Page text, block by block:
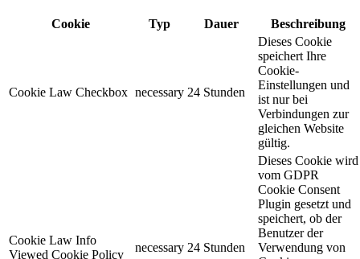
Cookie Typ Dauer Beschreibung
Cookie Law Checkbox necessary 24 Stunden
Dieses Cookie
speichert Ihre
Cookie-
Einstellungen und
ist nur bei
Verbindungen zur
gleichen Website
gültig.
Cookie Law Info
Viewed Cookie Policy
necessary 24 Stunden
Dieses Cookie wird
vom GDPR
Cookie Consent
Plugin gesetzt und
speichert, ob der
Benutzer der
Verwendung von